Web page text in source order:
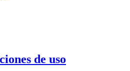
de uso